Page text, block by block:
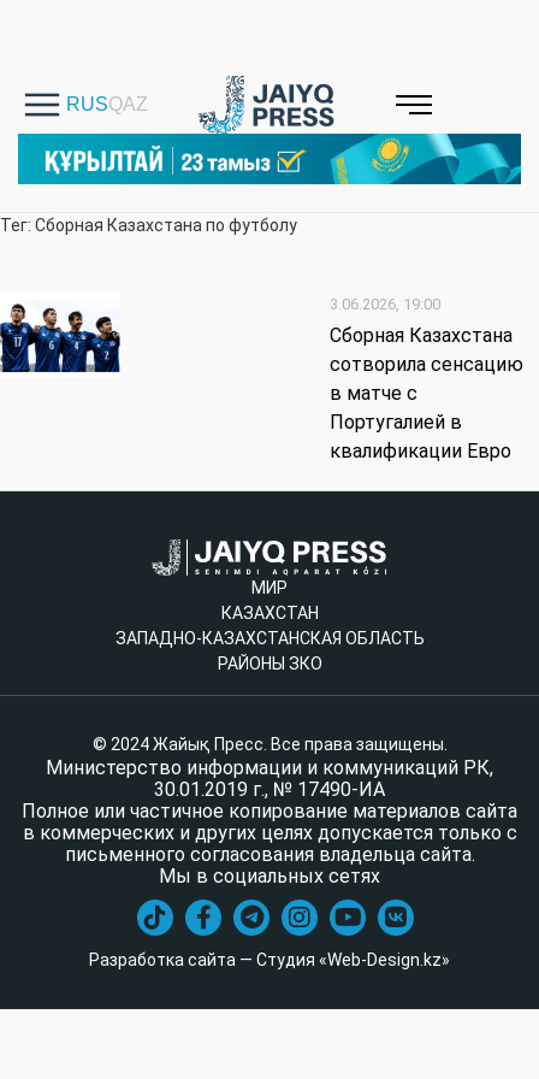
Тег: Сборная Казахстана по футболу
3.06.2026, 19:00
Сборная Казахстана
сотворила сенсацию
в матче с
Португалией в
квалификации Евро
МИР
КАЗАХСТАН
ЗАПАДНО-КАЗАХСТАНСКАЯ ОБЛАСТЬ
РАЙОНЫ ЗКО
© 2024 Жайық Пресс. Все права защищены.
Министерство информации и коммуникаций РК,
30.01.2019 г., № 17490-ИА
Полное или частичное копирование материалов сайта
в коммерческих и других целях допускается только с
письменного согласования владельца сайта.
Мы в социальных сетях
Разработка сайта — Студия «Web-Design.kz»